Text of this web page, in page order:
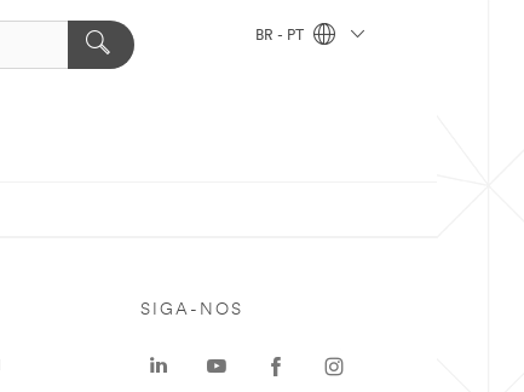
BR - PT
SIGA-NOS